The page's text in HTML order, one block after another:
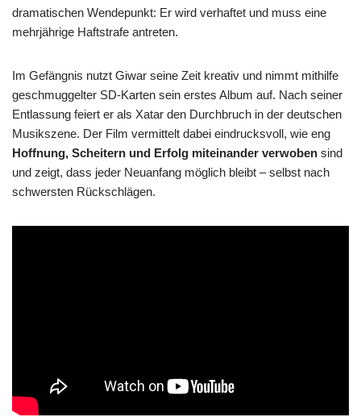
dramatischen Wendepunkt: Er wird verhaftet und muss eine
mehrjährige Haftstrafe antreten.
Im Gefängnis nutzt Giwar seine Zeit kreativ und nimmt mithilfe
geschmuggelter SD-Karten sein erstes Album auf. Nach seiner
Entlassung feiert er als Xatar den Durchbruch in der deutschen
Musikszene. Der Film vermittelt dabei eindrucksvoll, wie eng
Hoffnung, Scheitern und Erfolg miteinander verwoben sind
und zeigt, dass jeder Neuanfang möglich bleibt – selbst nach
schwersten Rückschlägen.